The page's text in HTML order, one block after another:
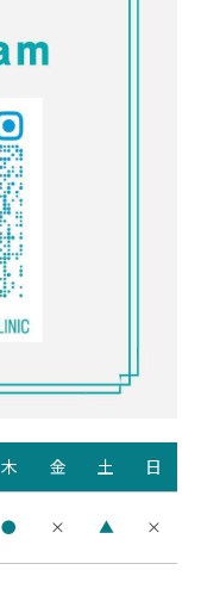
木 金 土 日
● × ▲ ×